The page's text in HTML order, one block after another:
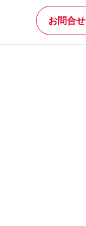
お問合せ